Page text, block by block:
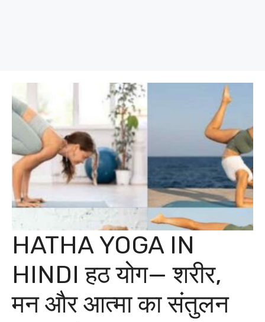
HATHA YOGA IN
HINDI हठ योग— शरीर,
मन और आत्मा का संतुलन